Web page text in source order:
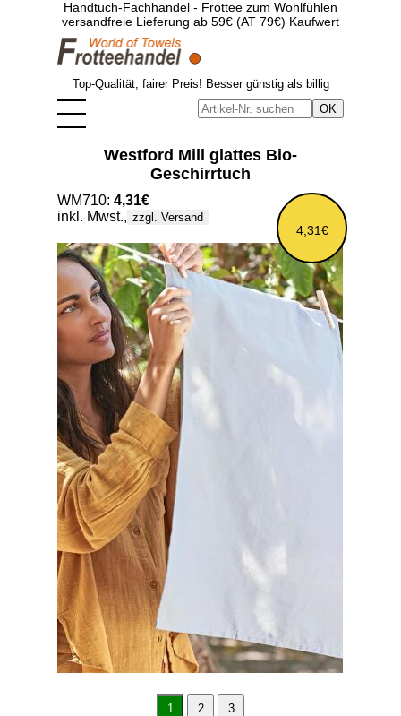
Handtuch-Fachhandel - Frottee zum Wohlfühlen
versandfreie Lieferung ab 59€ (AT 79€) Kaufwert
Top-Qualität, fairer Preis! Besser günstig als billig
Westford Mill glattes Bio-
Geschirrtuch
4,31€
WM710: 4,31€
inkl. Mwst., zzgl. Versand
1 2 3